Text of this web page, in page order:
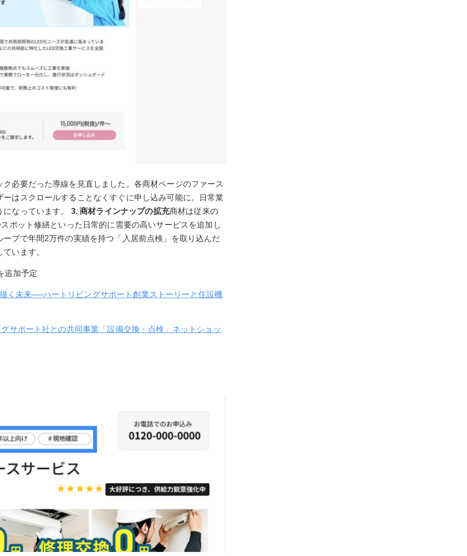
必要だった導線を見直しました。各商材ページのファース
はスクロールすることなくすぐに申し込み可能に。日常業
なっています。 3. 商材ラインナップの拡充商材は従来の
ポット修繕といった日常的に需要の高いサービスを追加し
プで年間2万件の実績を持つ「入居前点検」を取り込んだ
います。
追加予定
く未来──ハートリビングサポート創業ストーリーと住設機
サポート社との共同事業「設備交換・点検」ネットショッ